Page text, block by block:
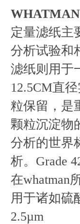
定量滤纸主
分析试验和
滤纸则用于
12.5CM直
粒保留，是
颗粒沉淀物
分析的世界
析。Grade
在whatman
用于诸如硫
2.5µm